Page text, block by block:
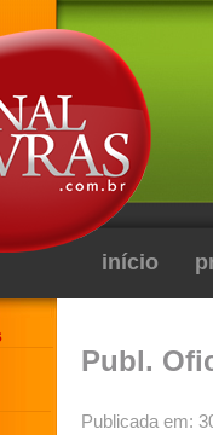
início
Publ.
Publicada em: